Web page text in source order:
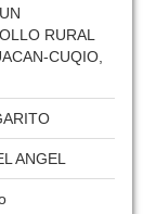
RURAL
CUQIO,
ANGEL